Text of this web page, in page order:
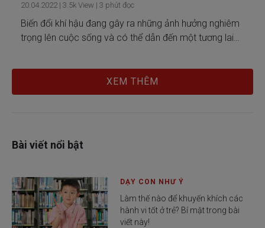
20.04.2022 | 3.5k View | 3 phút đọc
Biến đổi khí hậu đang gây ra những ảnh hưởng nghiêm
trọng lên cuộc sống và có thể dẫn đến một tương lai
bắt đầu giáo dục trẻ về tác hại và cách để chống lại
biến đổi khí hậu bạn nhé!XEM THÊM
Bài viết nổi bật
DẠY CON NHƯ Ý
Làm thế nào để khuyến khích các
hành vi tốt ở trẻ? Bí mật trong bài
viết này!